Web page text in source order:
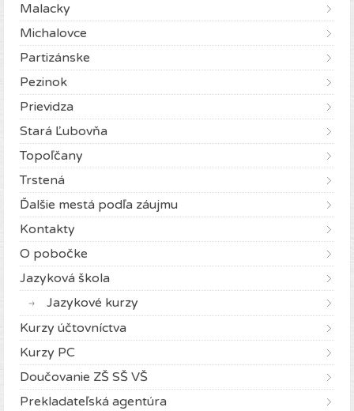
Malacky
Michalovce
Partizánske
Pezinok
Prievidza
Stará Ľubovňa
Topoľčany
Trstená
Ďalšie mestá podľa záujmu
Kontakty
O pobočke
Jazyková škola
Jazykové kurzy
Kurzy účtovníctva
Kurzy PC
Doučovanie ZŠ SŠ VŠ
Prekladateľská agentúra